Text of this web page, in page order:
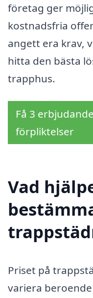
företag ger
kostnadsfria
angett era krav,
hitta den bästa
trapphus.
Få 3
förpliktelser
Vad
Priset på
variera